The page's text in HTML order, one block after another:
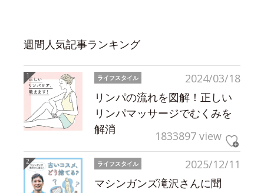
週間人気記事ランキング
2024/03/18
ライフスタイル
リンパの流れを図解！正しい
リンパマッサージでむくみを
解消
1833897 view
2025/12/11
ライフスタイル
マシンガンズ滝沢さんに聞